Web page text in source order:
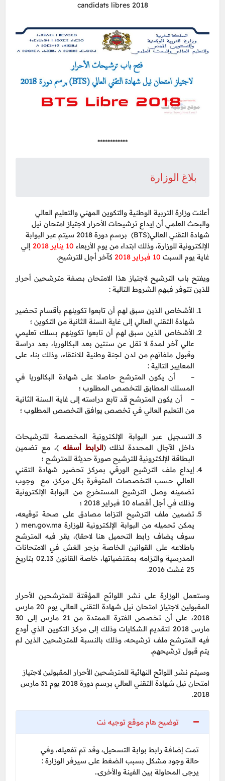
candidats libres 2018
************
بلاغ الوزارة
أعلنت وزارة التربية الوطنية والتكوين المهني والتعليم العالي
والبحث العلمي أن إيداع ترشيحات الأحرار لاجتياز امتحان نيل
شهادة التقني العالي(BTS) برسم دورة 2018 سيتم عبر البوابة
الإلكترونية للوزارة، وذلك ابتداء من يوم الأربعاء
إلي
غاية يوم السبت 10 فبراير 2018 كآخر أجل للترشيح.
ويفتح باب الترشيح لاجتياز هذا الامتحان بصفة مترشحين أحرار
للذين تتوفر فيهم الشروط التالية :
الأشخاص الذين سبق لهم أن تابعوا تكوينهم بأقسام تحضير
شهادة التقني العالي إلى غاية السنة الثانية من التكوين ؛
الأشخاص الذين سبق لهم أن تابعوا تكوينهم بسلك تعليمي
عالي آخر لمدة لا تقل عن سنتين بعد البكالوريا، بعد دراسة
وقبول ملفاتهم من لدن لجنة وطنية للانتقاء، وذلك بناء على
المعايير التالية :
– أن يكون المترشح حاصلا على شهادة البكالوريا في
المسلك المطابق للتخصص المطلوب ؛
– أن يكون المترشح قد تابع دراسته إلى غاية السنة الثانية
من التعليم العالي في تخصص يوافق التخصص المطلوب ؛
التسجيل عبر البوابة الإلكترونية المخصصة للترشيحات
داخل الآجال المحددة لذلك ( الرابط أسفله)، مع تضمين
البطاقة الإلكترونية للترشيح صورة حديثة للمترشح ؛
إيداع ملف الترشيح الورقي بمركز تحضير شهادة التقني
العالي حسب التخصصات المتوفرة بكل مركز، مع وجوب
تضمينه وصل الترشيح المستخرج من البوابة الإلكترونية
وذلك في أجل أقصاه 10 فبراير 2018 ؛
تضمين ملف الترشيح التزاما مصادق على صحة توقيعه،
يمكن تحميله من البوابة الإلكترونية للوزارة men.gov.ma (
سوف يضاف رابط التحميل هنا لاحقا)، يقر فيه المترشح
باطلاعه على القوانين الخاصة بزجر الغش في الامتحانات
المدرسية والتزامه بمقتضياتها، خاصة القانون 02.13 بتاريخ
25 غشت 2016.
وستعمل الوزارة على نشر اللوائح المؤقتة للمترشحين الأحرار
المقبولين لاجتياز امتحان نيل شهادة التقني العالي يوم 20 مارس
2018، على أن تخصص الفترة الممتدة من 21 مارس إلى 30
مارس 2018 لتقديم الشكايات وذلك إلى مركز التكوين الذي أودع
فيه المترشح ملف ترشيحه، وذلك بالنسبة للمترشحين الذين لم
يتم قبول ترشيحهم.
وسيتم نشر اللوائح النهائية للمترشحين الأحرار المقبولين لاجتياز
امتحان نيل شهادة التقني العالي برسم دورة 2018 يوم 31 مارس
2018.
توضيح هام موقع توجيه نت
تمت إضافة رابط بوابة التسحيل، وقد تم تفعيله، وفي
حالة وجود مشكل بسبب الضغط على سيرفر الوزارة :
يرجى المحاولة بين الفينة والأخرى..